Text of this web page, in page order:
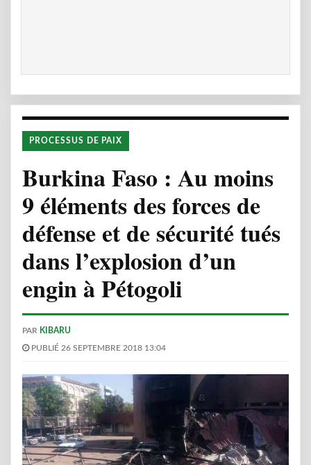
PROCESSUS DE PAIX
Burkina Faso : Au moins
9 éléments des forces de
défense et de sécurité tués
dans l’explosion d’un
engin à Pétogoli
PAR KIBARU
PUBLIÉ 26 SEPTEMBRE 2018 13:04